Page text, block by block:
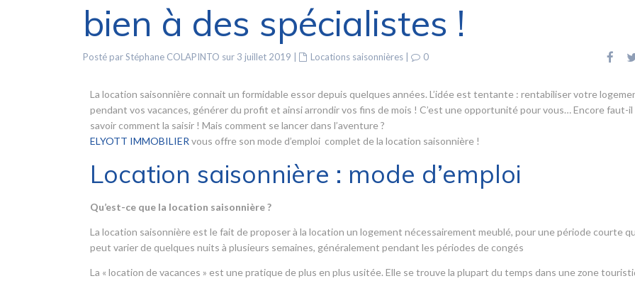
bien à des spécialistes !
Posté par Stéphane COLAPINTO sur 3 juillet 2019 Locations saisonnières 0
La location saisonnière connait un formidable essor depuis quelques années. L’idée est tentante : rentabiliser votre
pendant vos vacances, générer du profit et ainsi arrondir vos fins de mois ! C’est une opportunité pour vous… Encore faut-il
savoir comment la saisir ! Mais comment se lancer dans l’aventure ?
ELYOTT IMMOBILIER vous offre son mode d’emploi complet de la location saisonnière !
Location saisonnière : mode d’emploi
Qu’est-ce que la location saisonnière ?
La location saisonnière est le fait de proposer à la location un logement nécessairement meublé, pour une période courte
peut varier de quelques nuits à plusieurs semaines, généralement pendant les périodes de congés
La « location de vacances » est une pratique de plus en plus usitée. Elle se trouve la plupart du temps dans une zone